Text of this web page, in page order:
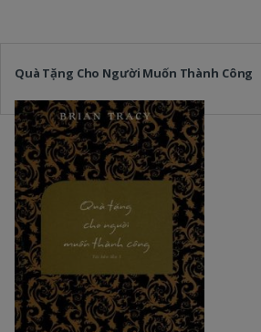
Quà Tặng Cho Người Muốn Thành Công